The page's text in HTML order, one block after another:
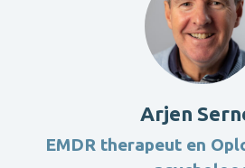
Arjen
EMDR therapeut en